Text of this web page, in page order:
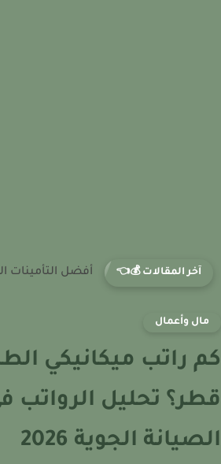
آخر المقالات 💰👈
وأعمال
راتب ميكانيكي
تحليل الرواتب
الجوية 2026